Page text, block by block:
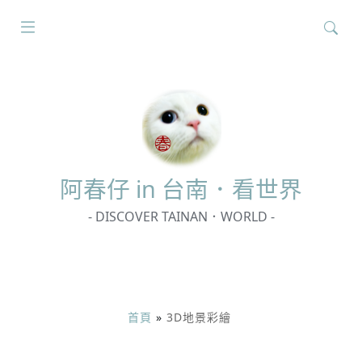
阿春仔 in 台南．看世界
- DISCOVER TAINAN．WORLD -
首頁 » 3D地景彩繪